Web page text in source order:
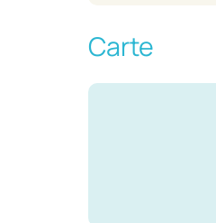
Carte